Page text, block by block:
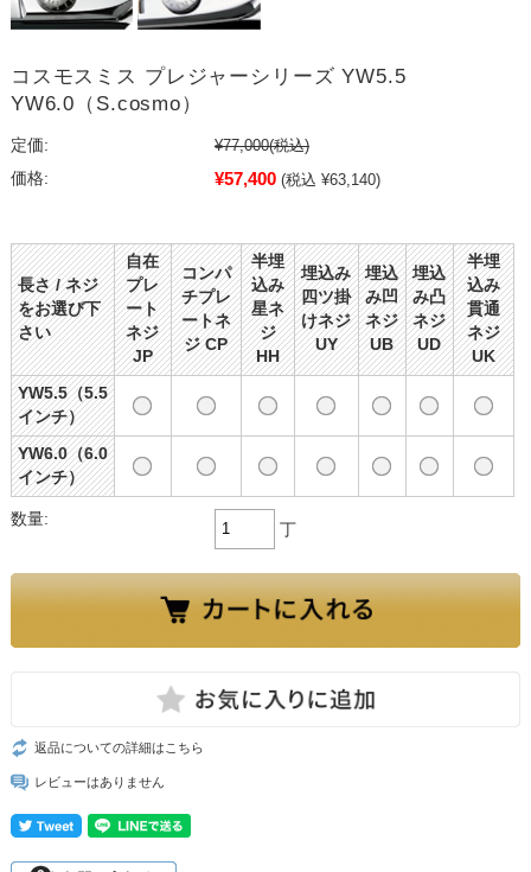
コスモスミス プレジャーシリーズ YW5.5
YW6.0（S.cosmo）
定価: ¥77,000(税込)
価格:
¥57,400 (税込 ¥63,140)
長さ / ネジ
をお選び下
さい
自在
プレ
ート
ネジ
JP
コンパ
チプレ
ートネ
ジ CP
半埋
込み
星ネ
ジ
HH
埋込み
四ツ掛
けネジ
UY
埋込
み凹
ネジ
UB
埋込
み凸
ネジ
UD
半埋
込み
貫通
ネジ
UK
YW5.5（5.5
インチ）
YW6.0（6.0
インチ）
数量:
丁
返品についての詳細はこちら
レビューはありません